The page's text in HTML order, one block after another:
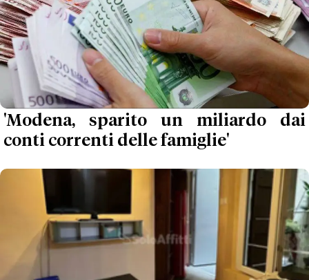
'Modena, sparito un miliardo dai
conti correnti delle famiglie'